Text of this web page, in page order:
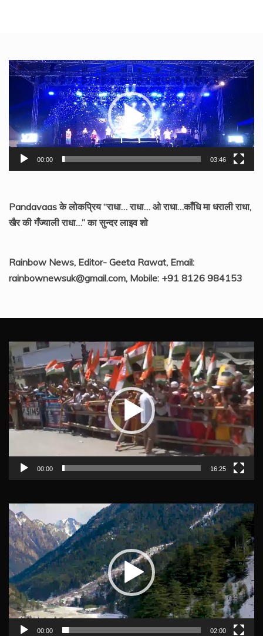
Video
Player
00:00 03:46
Pandavaas के लोकप्रिय “राधा… राधा… ओ राधा…काँधि मा धराली राधा,
खैर की गँज्याली राधा…” का सुन्दर लाइव शो
Rainbow News, Editor- Geeta Rawat, Email:
rainbownewsuk@gmail.com, Mobile: +91 8126 984153
Video
Player
00:00 16:25
Video
Player
00:00 02:00